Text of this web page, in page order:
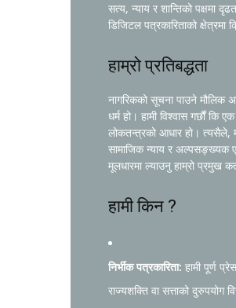
सत्य, न्याय र शान्तिको पक्षमा
डिजिटल पत्रकारिताको क्षेत्रमा
हाम्रो प्रतिबद्धता
नागरिकको सूचना पाउने मौलिक
धर्म हो। हामी विश्वास गर्छौं कि
लोकतन्त्रको आधार हो। त्यसैले,
सामाजिक न्याय र अल्पसङ्ख्यक
मूलधारमा ल्याउनु हाम्रो प्रमुख
हामी किन ?
निर्भीक पत्रकारिता: हामी पूर्ण
राज्यशक्ति वा सत्ताको दुरुपयोग